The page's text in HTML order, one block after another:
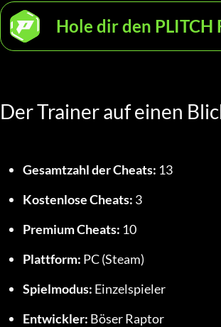
Hole dir den PLITCH
Der Trainer auf einen
Gesamtzahl der Cheats: 13
Kostenlose Cheats: 3
Premium Cheats: 10
Plattform: PC (Steam)
Spielmodus: Einzelspieler
Entwickler: Böser Raptor